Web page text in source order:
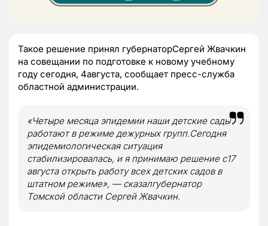
Такое решение принял губернаторСергей Жвачкин
на совещании по подготовке к новому учебному
году сегодня, 4августа, сообщает пресс-служба
областной администрации.
«Четыре месяца эпидемии наши детские сады
работают в режиме дежурных групп.Сегодня
эпидемиологическая ситуация
стабилизировалась, и я принимаю решение с17
августа открыть работу всех детских садов в
штатном режиме», — сказалгубернатор
Томской области Сергей Жвачкин.